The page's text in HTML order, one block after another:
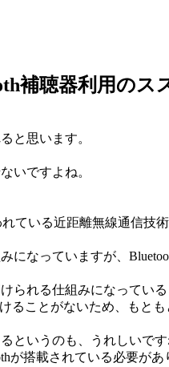
補聴器利用のス
と思います。
いですよね。
ている近距離無線通信技
なっていますが、
られる仕組みになっている
ことがないため、もと
というのも、うれしいです
が搭載されている必要があ